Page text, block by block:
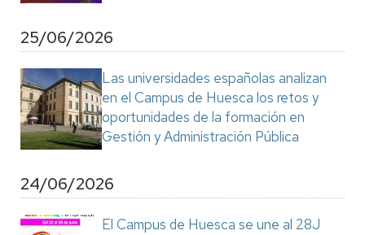
25/06/2026
Las universidades españolas analizan
en el Campus de Huesca los retos y
oportunidades de la formación en
Gestión y Administración Pública
24/06/2026
El Campus de Huesca se une al 28J